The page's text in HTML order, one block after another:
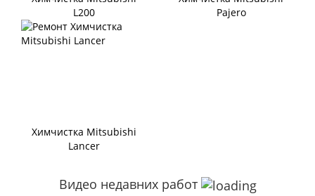
L200
Pajero
Химчистка Mitsubishi
Lancer
Видео недавних работ